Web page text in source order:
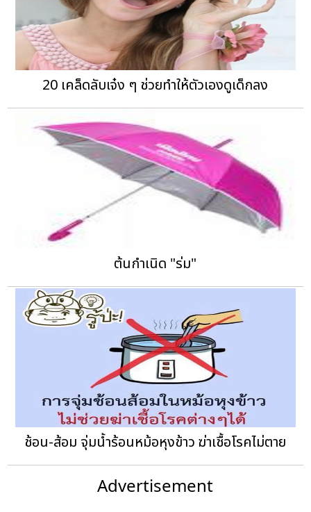
20 เคล็ดลับเจ๋ง ๆ ช่วยทำให้ตัวเองดูเด็กลง
ต้นกำเนิด "ร่ม"
ช้อน-ส้อม จุ่มน้ำร้อนหม้อหุงข้าว ฆ่าเชื้อโรคไม่ตาย
Advertisement